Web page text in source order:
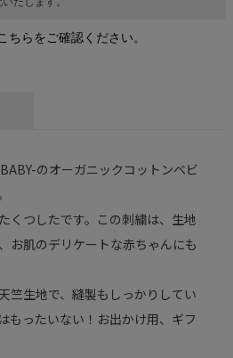
ちらをご確認ください。
のオーガニックコットンベビ
くつしたです。この刺繍は、生地
お肌のデリケートな赤ちゃんにも
竺生地で、縫製もしっかりしてい
もったいない！お出かけ用、ギフ